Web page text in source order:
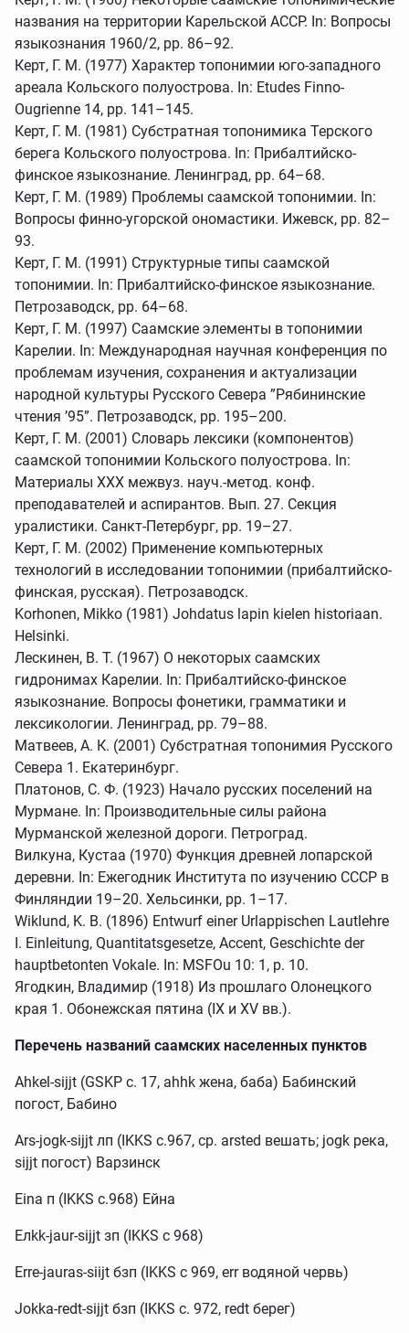
названия на территории Карельской АССР. In: Вопросы
языкознания 1960/2, pp. 86–92.
Керт, Г. М. (1977) Характер топонимии юго-западного
ареала Кольского полуострова. In: Etudes Finnо-
Ougrienne 14, pp. 141–145.
Керт, Г. М. (1981) Субстратная топонимика Терского
берега Кольского полуострова. In: Прибалтийско-
финское языкознание. Ленинград, pp. 64–68.
Керт, Г. М. (1989) Проблемы саамской топонимии. In:
Вопросы финно-угорской ономастики. Ижевск, pp. 82–
93.
Керт, Г. М. (1991) Структурные типы саамской
топонимии. In: Прибалтийско-финское языкознание.
Петрозаводск, pp. 64–68.
Керт, Г. М. (1997) Саамские элементы в топонимии
Карелии. In: Международная научная конференция по
проблемам изучения, сохранения и актуализации
народной культуры Русского Севера ”Рябининские
чтения ’95”. Петрозаводск, pp. 195–200.
Керт, Г. М. (2001) Словарь лексики (компонентов)
саамской топонимии Кольского полуострова. In:
Материалы XXX межвуз. науч.-метод. конф.
преподавателей и аспирантов. Вып. 27. Секция
уралистики. Санкт-Петербург, pp. 19–27.
Керт, Г. М. (2002) Применение компьютерных
технологий в исследовании топонимии (прибалтийско-
финская, русская). Петрозаводск.
Korhonen, Mikko (1981) Johdatus lapin kielen historiaan.
Helsinki.
Лескинен, В. Т. (1967) О некоторых саамских
гидронимах Карелии. In: Прибалтийско-финское
языкознание. Вопросы фонетики, грамматики и
лексикологии. Ленинград, pp. 79–88.
Матвеев, А. К. (2001) Субстратная топонимия Русского
Севера 1. Екатеринбург.
Платонов, С. Ф. (1923) Начало русских поселений на
Мурмане. In: Производительные силы района
Мурманской железной дороги. Петроград.
Вилкуна, Кустаа (1970) Функция древней лопарской
деревни. In: Ежегодник Института по изучению СССР в
Финляндии 19–20. Хельсинки, pp. 1–17.
Wiklund, K. B. (1896) Entwurf einer Urlappischen Lautlehre
I. Einleitung, Quantitatsgesetze, Accent, Geschichte der
hauptbetonten Vokale. In: MSFOu 10: 1, p. 10.
Ягодкин, Владимир (1918) Из прошлаго Олонецкого
края 1. Обонежская пятина (IX и XV вв.).
Перечень названий саамских населенных пунктов
Ahkel-sijjt (GSKP c. 17, ahhk жена, баба) Бабинский
погост, Бабино
Ars-jogk-sijjt лп (IKKS c.967, ср. arsted вешать; jogk река,
sijjt погост) Варзинск
Eina п (IKKS с.968) Ейна
Eлkk-jaur-sijjt зп (IKKS c 968)
Erre-jauras-siijt бзп (IKKS c 969, err водяной червь)
Jokka-redt-sijjt бзп (IKKS c. 972, redt берег)